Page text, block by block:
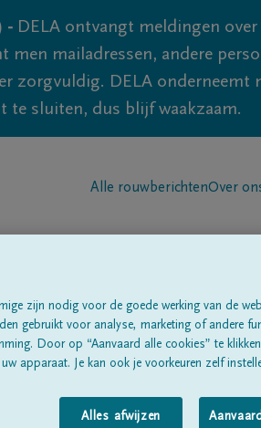
- DELA ontvangt meldingen
mailadressen, andere
zorgvuldig. DELA onderneemt
te sluiten, dus blijf waakzaam.
Alle rouwberichtenOver
09/05/1930
zijn nodig voor de goede werking van de
gebruikt voor analyse, marketing of andere
Door op “Aanvaard alle cookies” te
apparaat. Je kan ook je voorkeuren zelf
Alles afwijzen